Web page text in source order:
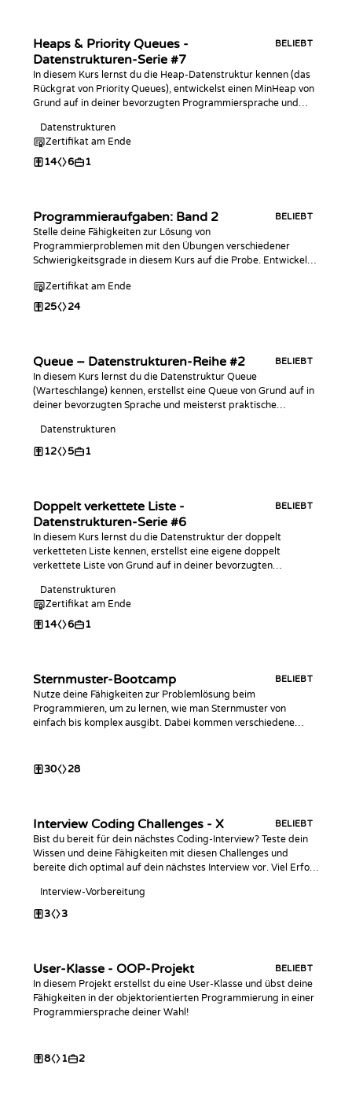
Heaps & Priority Queues -
Datenstrukturen-Serie #7
BELIEBT
In diesem Kurs lernst du die Heap-Datenstruktur kennen (das
Rückgrat von Priority Queues), entwickelst einen MinHeap von
Grund auf in deiner bevorzugten Programmiersprache und
Datenstrukturen
Zertifikat am Ende
14 6 1
Programmieraufgaben: Band 2 BELIEBT
Stelle deine Fähigkeiten zur Lösung von
Programmierproblemen mit den Übungen verschiedener
Schwierigkeitsgrade in diesem Kurs auf die Probe. Entwickelt
einer beliebigen Programmiersprache. Dieser Kurs ist eine
Erweiterung des ersten Teil von Programmieraufgaben.
Zertifikat am Ende
25 24
Queue – Datenstrukturen-Reihe #2 BELIEBT
In diesem Kurs lernst du die Datenstruktur Queue
(Warteschlange) kennen, erstellst eine Queue von Grund auf in
deiner bevorzugten Sprache und meisterst praktische
Datenstrukturen
12 5 1
Doppelt verkettete Liste -
Datenstrukturen-Serie #6
BELIEBT
In diesem Kurs lernst du die Datenstruktur der doppelt
verketteten Liste kennen, erstellst eine eigene doppelt
verkettete Liste von Grund auf in deiner bevorzugten
Challenges damit!
Datenstrukturen
Zertifikat am Ende
14 6 1
Sternmuster-Bootcamp BELIEBT
Nutze deine Fähigkeiten zur Problemlösung beim
Programmieren, um zu lernen, wie man Sternmuster von
einfach bis komplex ausgibt. Dabei kommen verschiedene
30 28
Interview Coding Challenges - X BELIEBT
Bist du bereit für dein nächstes Coding-Interview? Teste dein
Wissen und deine Fähigkeiten mit diesen Challenges und
bereite dich optimal auf dein nächstes Interview vor. Viel Erfolg
Interview-Vorbereitung
3 3
User-Klasse - OOP-Projekt BELIEBT
In diesem Projekt erstellst du eine User-Klasse und übst deine
Fähigkeiten in der objektorientierten Programmierung in einer
Programmiersprache deiner Wahl!
8 1 2